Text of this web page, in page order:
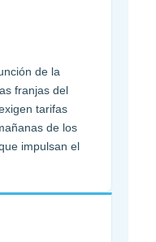
de la
franjas del
tarifas
de los
impulsan el